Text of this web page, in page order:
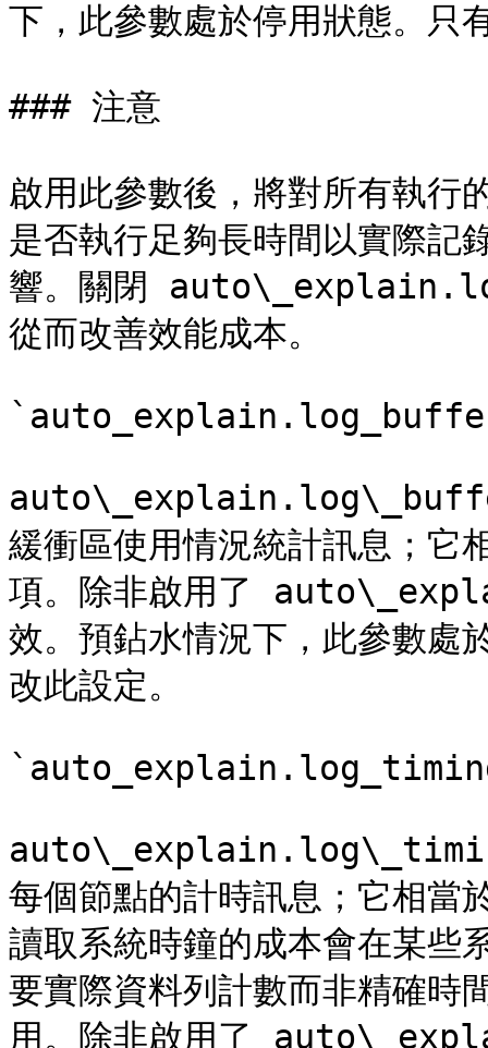
下，此參數處於停用狀態。只
### 注意
啟用此參數後，將對所有執行
是否執行足夠長時間以實際記
響。關閉
從而改善效能成本。
緩衝區使用情況統計訊息；
項。除非啟用了
效。預鉆水情況下，此參數處
改此設定。
auto\_explain.log\_timing
每個節點的計時訊息；它相
讀取系統時鐘的成本會在某些
要實際資料列計數而非精確時
用。除非啟用了